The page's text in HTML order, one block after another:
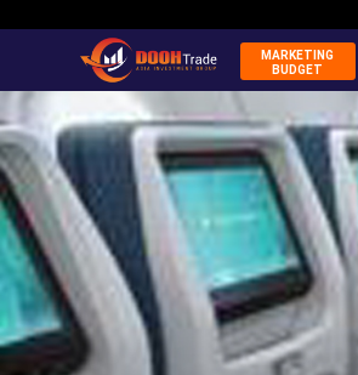
MARKETING
BUDGET